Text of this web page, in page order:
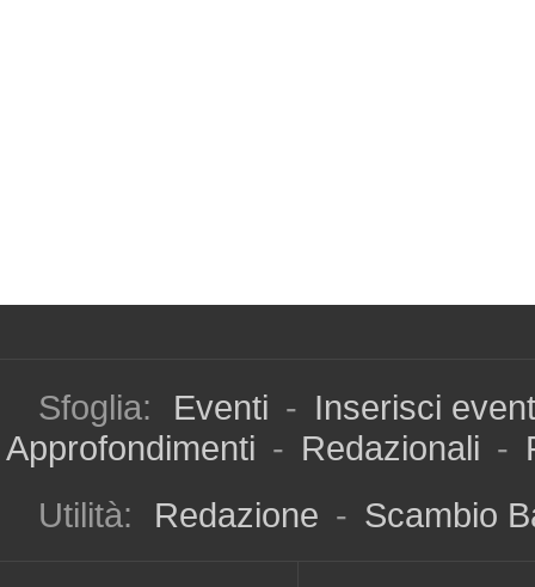
Sfoglia: Eventi - Inserisci
Approfondimenti - Redazionali -
Utilità:
Redazione - Scambio